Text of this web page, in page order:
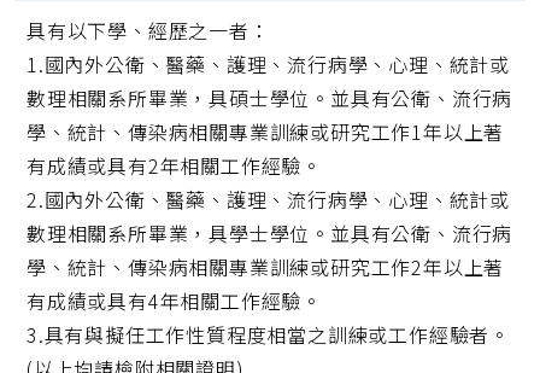
具有以下學、經歷之一者：
1.國內外公衛、醫藥、護理、流行病學、心理、統計或
數理相關系所畢業，具碩士學位。並具有公衛、流行病
學、統計、傳染病相關專業訓練或研究工作1年以上著
有成績或具有2年相關工作經驗。
2.國內外公衛、醫藥、護理、流行病學、心理、統計或
數理相關系所畢業，具學士學位。並具有公衛、流行病
學、統計、傳染病相關專業訓練或研究工作2年以上著
有成績或具有4年相關工作經驗。
3.具有與擬任工作性質程度相當之訓練或工作經驗者。